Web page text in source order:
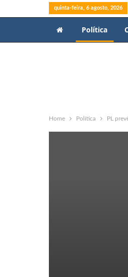
quinta-feira, 6 agosto, 2026
Política
Home Política PL